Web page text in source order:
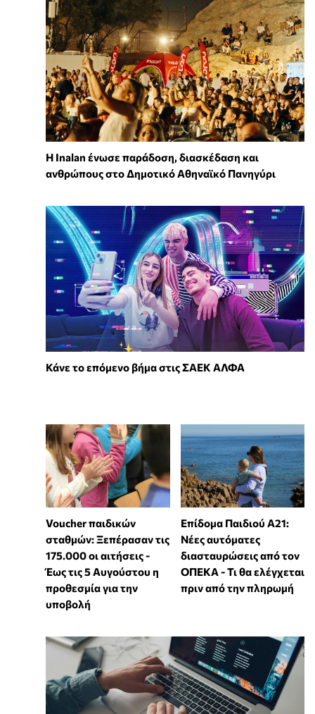
Η Inalan ένωσε παράδοση, διασκέδαση και
ανθρώπους στο Δημοτικό Αθηναϊκό Πανηγύρι
Κάνε το επόμενο βήμα στις ΣΑΕΚ ΑΛΦΑ
Voucher παιδικών
σταθμών: Ξεπέρασαν τις
175.000 οι αιτήσεις -
Έως τις 5 Αυγούστου η
προθεσμία για την
υποβολή
Επίδομα Παιδιού Α21:
Νέες αυτόματες
διασταυρώσεις από τον
ΟΠΕΚΑ - Τι θα ελέγχεται
πριν από την πληρωμή